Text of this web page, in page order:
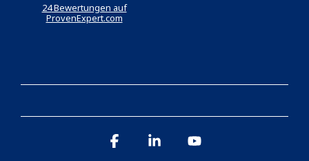
24Bewertungen auf
ProvenExpert.com
FacebookLinkedin